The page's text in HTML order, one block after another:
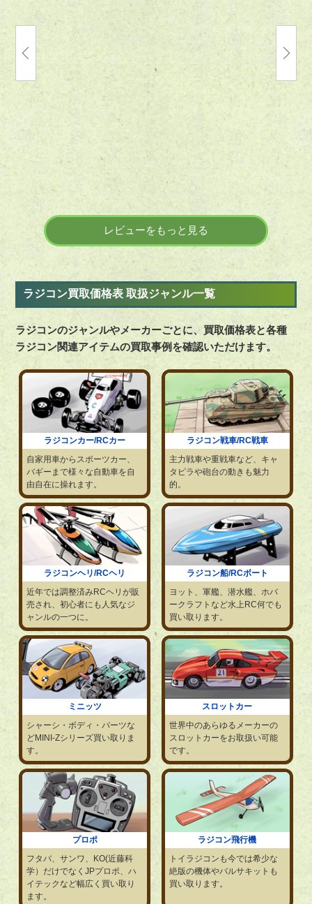
丁寧にご査定いただき、誠にありがとう
ございました。 金額にも納得しておりま
す。 またお願いしたいです。
引用元:
ヒカカク
自宅に
り、利
レビューをもっと見る
ラジコン買取価格表 取扱ジャンル一覧
ラジコンのジャンルやメーカーごとに、買取価格表と各種
ラジコン関連アイテムの買取事例を確認いただけます。
ラジコンカー/RCカー
自家用車からスポーツカー、
バギーまで様々な自動車を自
由自在に操れます。
ラジコン戦車/RC戦車
主力戦車や重戦車など、キャ
タピラや砲台の動きも魅力
的。
ラジコンヘリ/RCヘリ
近年では調整済みRCヘリが販
売され、初心者にも人気なジ
ャンルの一つに。
ラジコン船/RCボート
ヨット、軍艦、潜水艦、ホバ
ークラフトなど水上RC何でも
買い取ります。
ミニッツ
シャーシ・ボディ・パーツな
どMINI-Zシリーズ買い取りま
す。
スロットカー
世界中のあらゆるメーカーの
スロットカーをお取扱い可能
です。
プロポ
フタバ、サンワ、KO(近藤科
学）だけでなくJPプロポ、ハ
イテックなど幅広く買い取り
ます。
ラジコン飛行機
トイラジコンも今では希少な
絶版の機体やバルサキットも
買い取ります。